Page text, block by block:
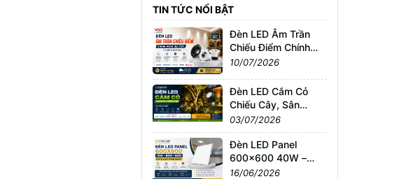
TIN TỨC NỔI BẬT
Đèn LED Âm Trần
Chiếu Điểm Chính
Hãng Giá Tốt | Tư
10/07/2026
Đèn LED Cắm Cỏ
Chiếu Cây, Sân
Vườn Giá Tốt –
Chống Nước IP65,
Bảo Hành Chính
Hãng
03/07/2026
Đèn LED Panel
600x600 40W –
60W – 80W Giá Sỉ &
16/06/2026